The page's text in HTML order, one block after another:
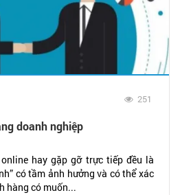
251
doanh nghiệp
hay gặp gỡ trực tiếp đều là
có tầm ảnh hưởng và có thể xác
hàng có muốn...